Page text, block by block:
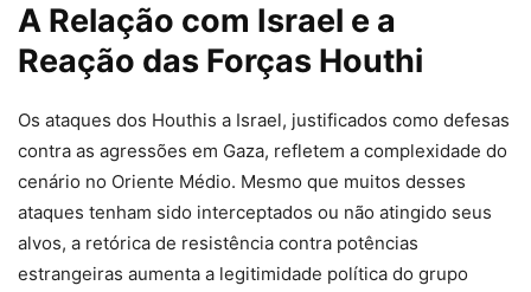
A Relação com Israel e a
Reação das Forças Houthi
Os ataques dos Houthis a Israel, justificados como defesas
contra as agressões em Gaza, refletem a complexidade do
cenário no Oriente Médio. Mesmo que muitos desses
ataques tenham sido interceptados ou não atingido seus
alvos, a retórica de resistência contra potências
estrangeiras aumenta a legitimidade política do grupo